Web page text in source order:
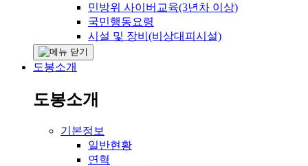
민방위 사이버교육(3년차 이상)
국민행동요령
시설 및 장비(비상대피시설)
도봉소개
도봉소개
기본정보
일반현황
연혁